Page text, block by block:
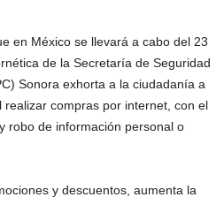
en México se llevará a cabo del 23
de la Secretaría de Seguridad
Sonora exhorta a la ciudadanía a
compras por internet, con el
robo de información personal o
y descuentos, aumenta la